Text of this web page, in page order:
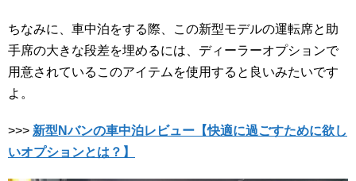
ちなみに、車中泊をする際、この新型モデルの運転席と助
手席の大きな段差を埋めるには、ディーラーオプションで
用意されているこのアイテムを使用すると良いみたいです
よ。
>>> 新型Nバンの車中泊レビュー【快適に過ごすために欲し
いオプションとは？】